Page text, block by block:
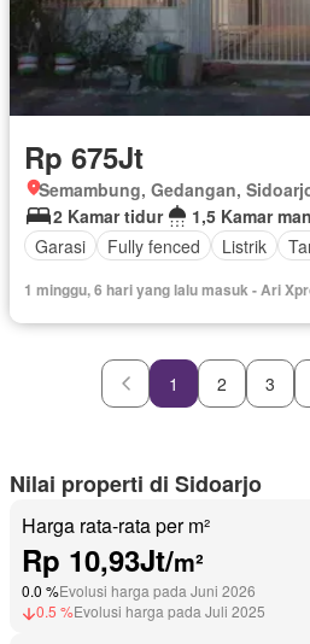
Rp 675Jt
Semambung, Gedangan,
2 Kamar tidur
1,5 Kamar
Garasi
Fully fenced Listrik
1 minggu, 6 hari yang lalu masuk - Ari
1 2 3
Nilai properti di Sidoarjo
Harga rata-rata per m²
Rp 10,93Jt/m²
0.0 %Evolusi harga pada Juni 2026
0.5 %Evolusi harga pada Juli 2025